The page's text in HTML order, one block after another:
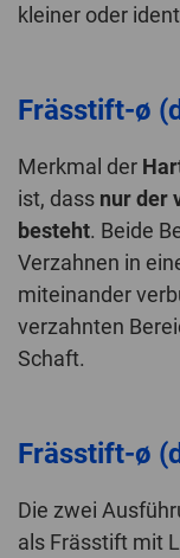
kleiner oder
Frässtift-ø
Merkmal der
ist, dass nur der
besteht. Beide
Verzahnen in
miteinander
verzahnten
Schaft.
Frässtift-ø
Die zwei
als Frässtift mit